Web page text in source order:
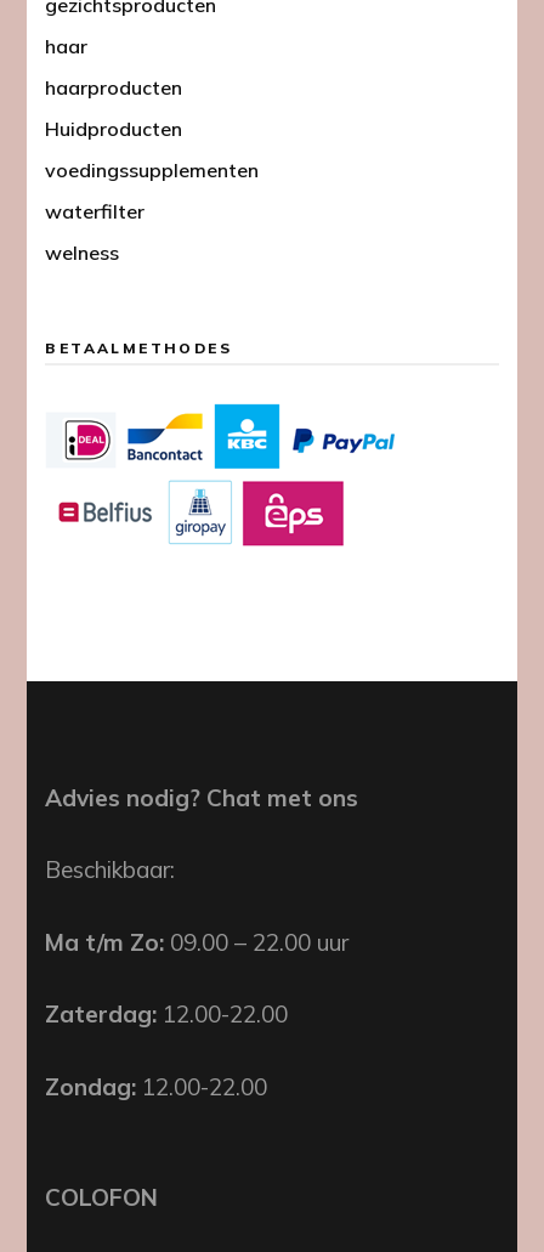
haar
haarproducten
Huidproducten
voedingssupplementen
waterfilter
welness
BETAALMETHODES
Advies nodig? Chat met ons
Beschikbaar:
Ma t/m Zo: 09.00 – 22.00 uur
Zaterdag: 12.00-22.00
Zondag: 12.00-22.00
COLOFON